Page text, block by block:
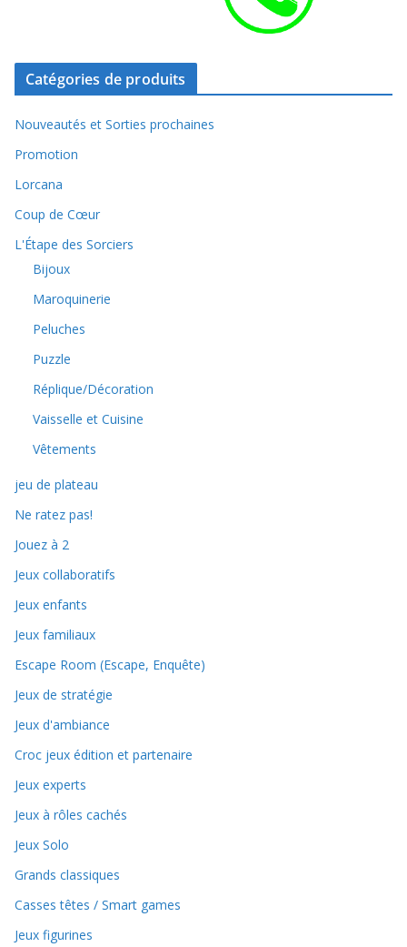
Catégories de produits
Nouveautés et Sorties prochaines
Promotion
Lorcana
Coup de Cœur
L'Étape des Sorciers
Bijoux
Maroquinerie
Peluches
Puzzle
Réplique/Décoration
Vaisselle et Cuisine
Vêtements
jeu de plateau
Ne ratez pas!
Jouez à 2
Jeux collaboratifs
Jeux enfants
Jeux familiaux
Escape Room (Escape, Enquête)
Jeux de stratégie
Jeux d'ambiance
Croc jeux édition et partenaire
Jeux experts
Jeux à rôles cachés
Jeux Solo
Grands classiques
Casses têtes / Smart games
Jeux figurines